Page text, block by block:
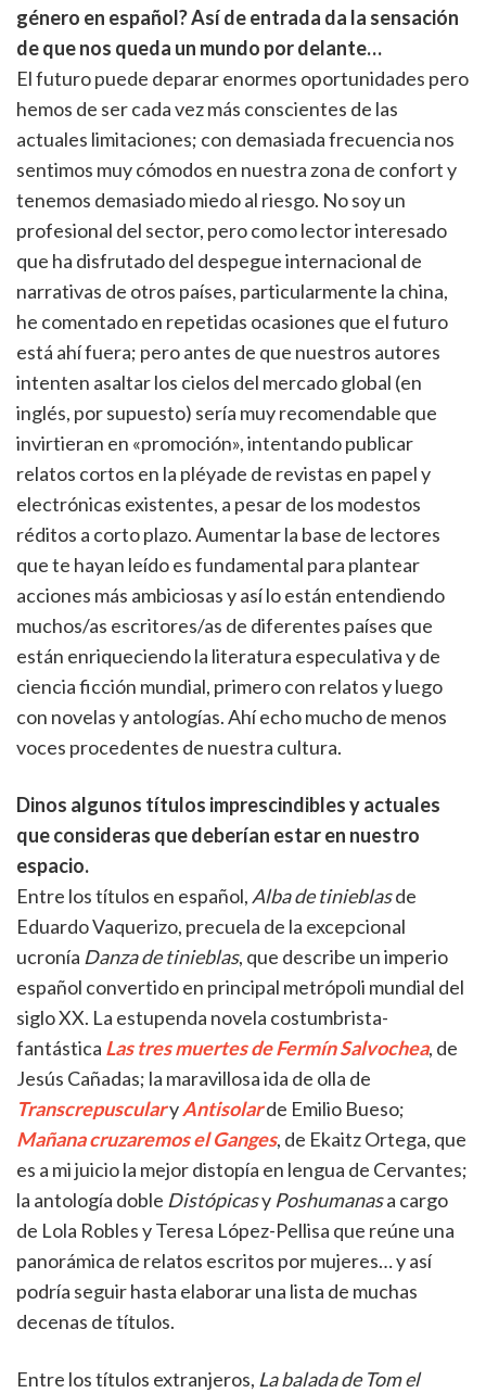
género en español? Así de entrada da la sensación
de que nos queda un mundo por delante…
El futuro puede deparar enormes oportunidades pero
hemos de ser cada vez más conscientes de las
actuales limitaciones; con demasiada frecuencia nos
sentimos muy cómodos en nuestra zona de confort y
tenemos demasiado miedo al riesgo. No soy un
profesional del sector, pero como lector interesado
que ha disfrutado del despegue internacional de
narrativas de otros países, particularmente la china,
he comentado en repetidas ocasiones que el futuro
está ahí fuera; pero antes de que nuestros autores
intenten asaltar los cielos del mercado global (en
inglés, por supuesto) sería muy recomendable que
invirtieran en «promoción», intentando publicar
relatos cortos en la pléyade de revistas en papel y
electrónicas existentes, a pesar de los modestos
réditos a corto plazo. Aumentar la base de lectores
que te hayan leído es fundamental para plantear
acciones más ambiciosas y así lo están entendiendo
muchos/as escritores/as de diferentes países que
están enriqueciendo la literatura especulativa y de
ciencia ficción mundial, primero con relatos y luego
con novelas y antologías. Ahí echo mucho de menos
voces procedentes de nuestra cultura.
Dinos algunos títulos imprescindibles y actuales
que consideras que deberían estar en nuestro
espacio.
Entre los títulos en español, Alba de tinieblasde
Eduardo Vaquerizo, precuela de la excepcional
ucronía Danza de tinieblas, que describe un imperio
español convertido en principal metrópoli mundial del
siglo XX. La estupenda novela costumbrista-
fantástica Las tres muertes de Fermín Salvochea, de
Jesús Cañadas; la maravillosa ida de olla de
TranscrepuscularyAntisolarde Emilio Bueso;
Mañana cruzaremos el Ganges, de Ekaitz Ortega, que
es a mi juicio la mejor distopía en lengua de Cervantes;
la antología doble Distópicasy Poshumanasa cargo
de Lola Robles y Teresa López-Pellisa que reúne una
panorámica de relatos escritos por mujeres… y así
podría seguir hasta elaborar una lista de muchas
decenas de títulos.
Entre los títulos extranjeros, La balada de Tom el